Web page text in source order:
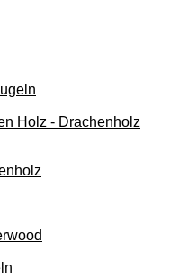
Holz - Drachenholz